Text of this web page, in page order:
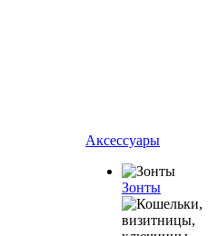
Аксессуары
Зонты